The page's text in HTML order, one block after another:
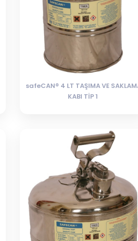
safeCAN® 4 LT TAŞIMA VE
KABI TİP 1